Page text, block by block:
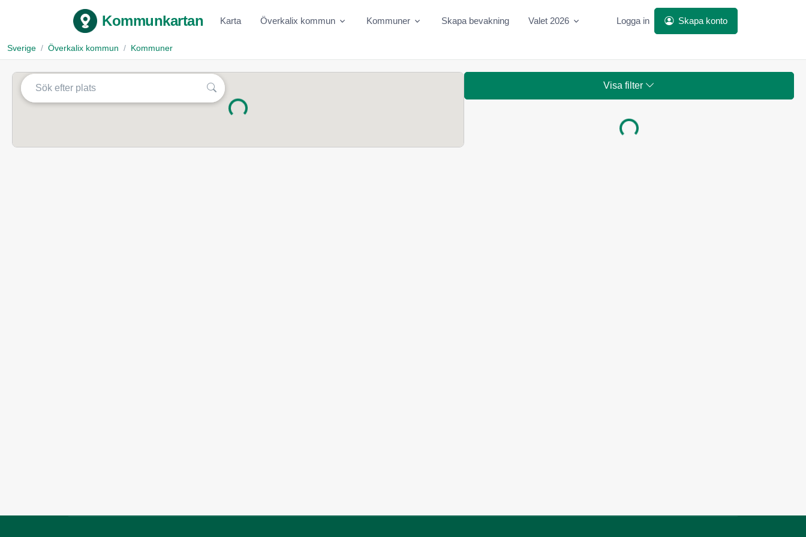
Kommunkartan Karta Överkalix kommun Kommuner Skapa bevakning Valet 2026 Logga in Skapa konto
Sverige Överkalix kommun Kommuner
Laddar...
Visa filter
Laddar...